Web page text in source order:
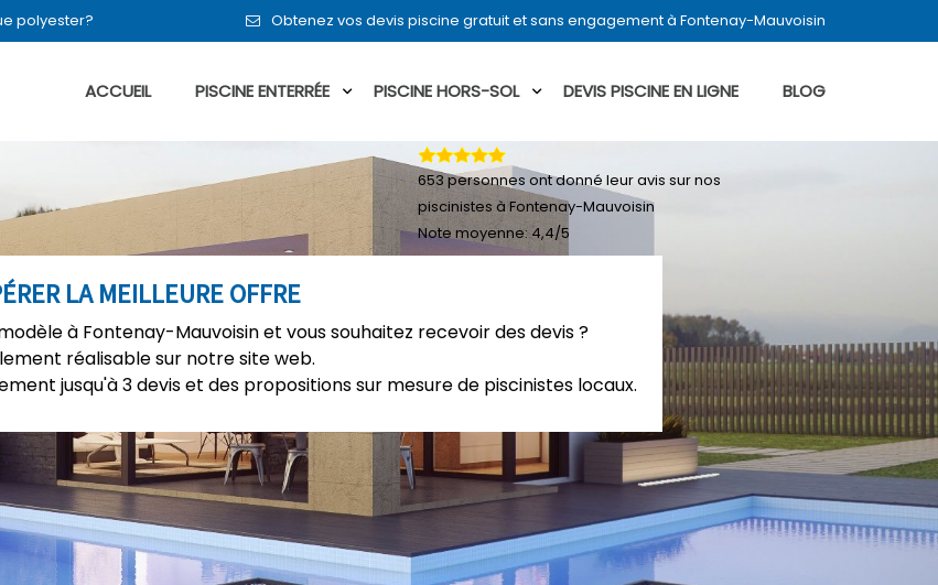
polyester? Obtenez vos devis piscine gratuit et sans engagement à Fontenay-Mauvoisin
ACCUEIL PISCINE ENTERRÉE PISCINE HORS-SOL DEVIS PISCINE EN LIGNE BLOG
LA MEILLEURE OFFRE
à Fontenay-Mauvoisin et vous souhaitez recevoir des devis ?
réalisable sur notre site web.
jusqu'à 3 devis et des propositions sur mesure de piscinistes locaux.
653personnes ont donné leuravis sur nos
piscinistes à Fontenay-Mauvoisin
Note moyenne:4,4/5